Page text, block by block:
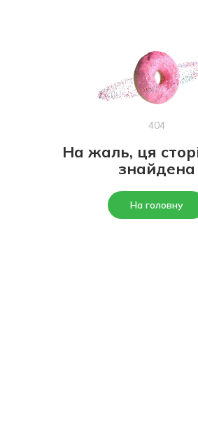
404
На жаль, ця
знайдена
На головну